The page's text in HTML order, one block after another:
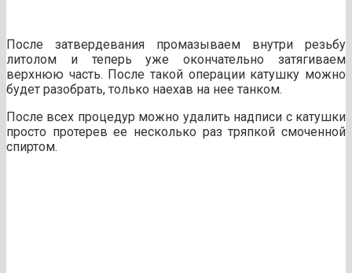
После затвердевания промазываем внутри резьбу
литолом и теперь уже окончательно затягиваем
верхнюю часть. После такой операции катушку можно
будет разобрать, только наехав на нее танком.
После всех процедур можно удалить надписи с катушки
просто протерев ее несколько раз тряпкой смоченной
спиртом.